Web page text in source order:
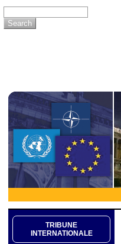
TRIBUNE
INTERNATIONALE